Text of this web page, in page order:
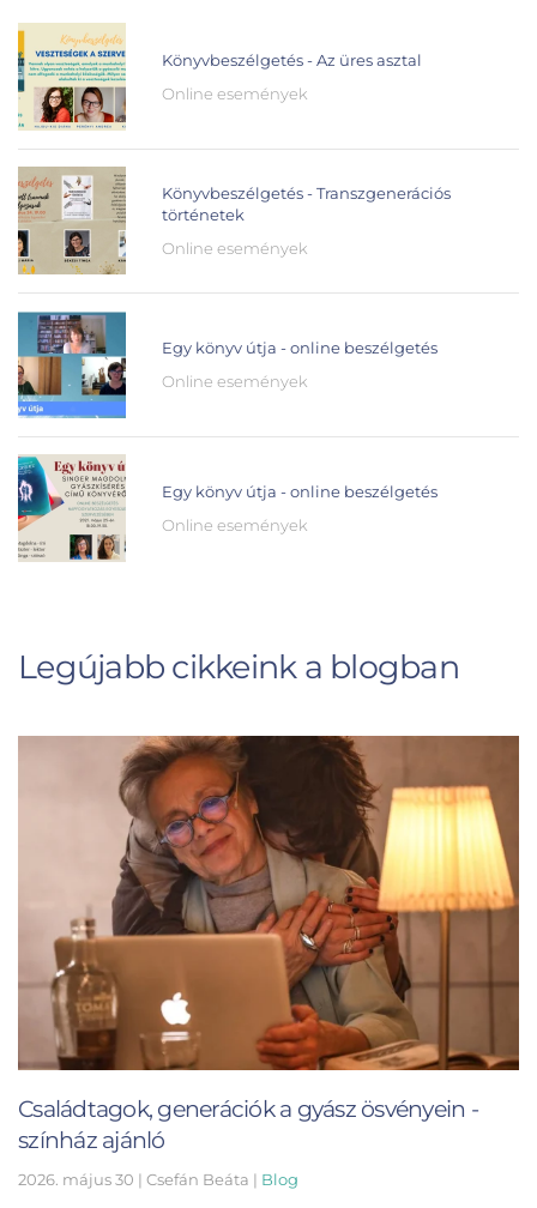
Könyvbeszélgetés - Az üres asztal
Online események
Könyvbeszélgetés - Transzgenerációs
történetek
Online események
Egy könyv útja - online beszélgetés
Online események
Egy könyv útja - online beszélgetés
Online események
Legújabb cikkeink a blogban
Családtagok, generációk a gyász ösvényein -
színház ajánló
2026. május 30 | Csefán Beáta | Blog